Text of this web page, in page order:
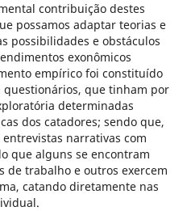
contribuição destes
possamos adaptar teorias e
possibilidades e obstáculos
exonômicos
empírico foi constituído
questionários, que tinham por
determinadas
dos catadores; sendo que,
narrativas com
que alguns se encontram
de trabalho e outros exercem
catando diretamente nas